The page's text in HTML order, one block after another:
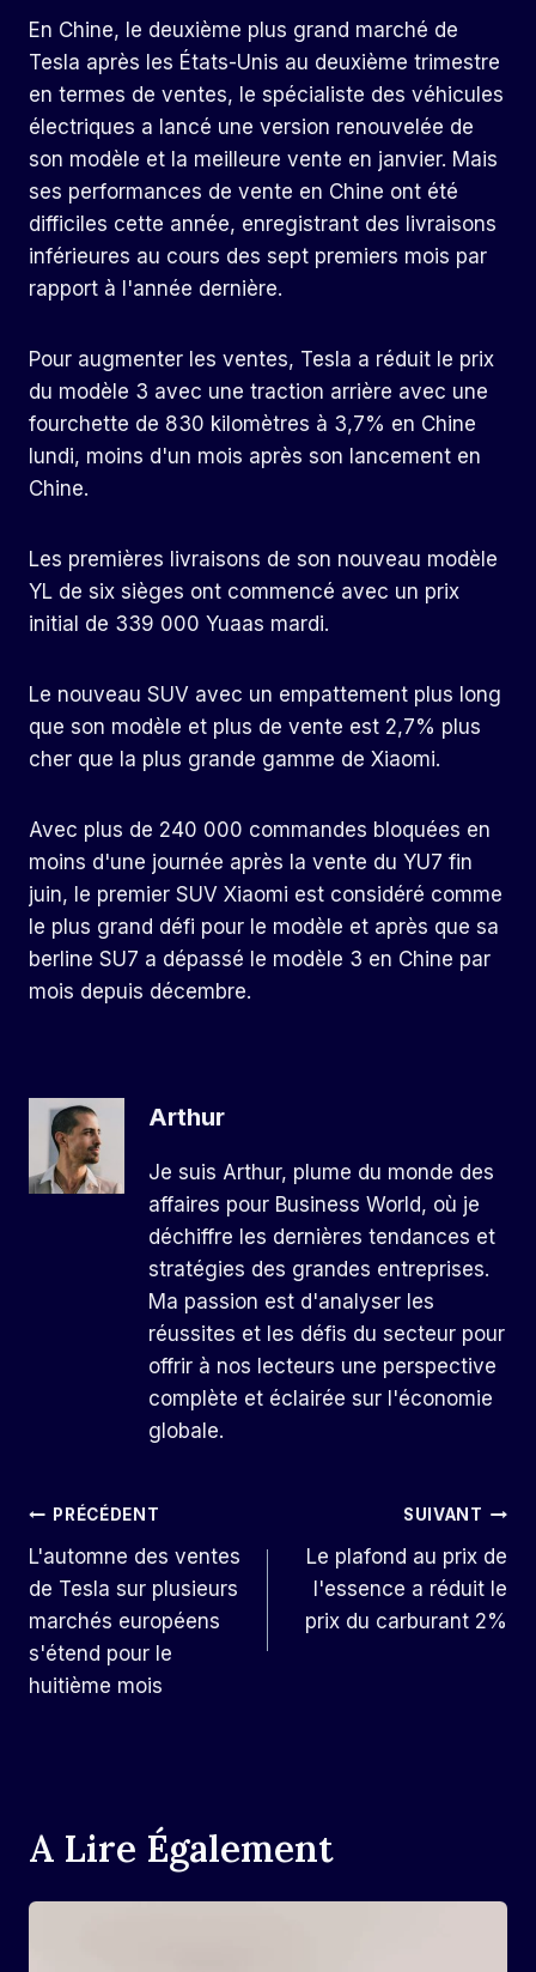
En Chine, le deuxième plus grand marché de
Tesla après les États-Unis au deuxième trimestre
en termes de ventes, le spécialiste des véhicules
électriques a lancé une version renouvelée de
son modèle et la meilleure vente en janvier. Mais
ses performances de vente en Chine ont été
difficiles cette année, enregistrant des livraisons
inférieures au cours des sept premiers mois par
rapport à l'année dernière.
Pour augmenter les ventes, Tesla a réduit le prix
du modèle 3 avec une traction arrière avec une
fourchette de 830 kilomètres à 3,7% en Chine
lundi, moins d'un mois après son lancement en
Chine.
Les premières livraisons de son nouveau modèle
YL de six sièges ont commencé avec un prix
initial de 339 000 Yuaas mardi.
Le nouveau SUV avec un empattement plus long
que son modèle et plus de vente est 2,7% plus
cher que la plus grande gamme de Xiaomi.
Avec plus de 240 000 commandes bloquées en
moins d'une journée après la vente du YU7 fin
juin, le premier SUV Xiaomi est considéré comme
le plus grand défi pour le modèle et après que sa
berline SU7 a dépassé le modèle 3 en Chine par
mois depuis décembre.
Arthur
Je suis Arthur, plume du monde des
affaires pour Business World, où je
déchiffre les dernières tendances et
stratégies des grandes entreprises.
Ma passion est d'analyser les
réussites et les défis du secteur pour
offrir à nos lecteurs une perspective
complète et éclairée sur l'économie
globale.
Navigation
De
L’article
PRÉCÉDENT
L'automne des ventes
de Tesla sur plusieurs
marchés européens
s'étend pour le
huitième mois
SUIVANT
Le plafond au prix de
l'essence a réduit le
prix du carburant 2%
A Lire Également